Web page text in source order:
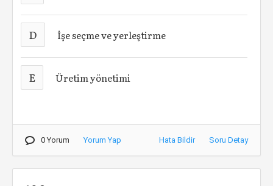
D İşe seçme ve yerleştirme
E Üretim yönetimi
0 Yorum Yorum Yap Hata Bildir Soru Detay